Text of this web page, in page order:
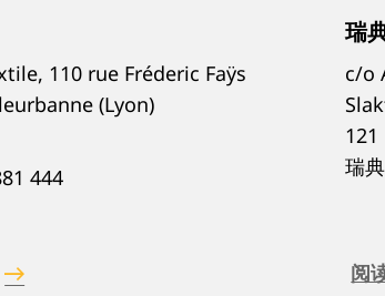
110 rue Fréderic Faÿs
(Lyon)
444
瑞
c/o
瑞典
阅